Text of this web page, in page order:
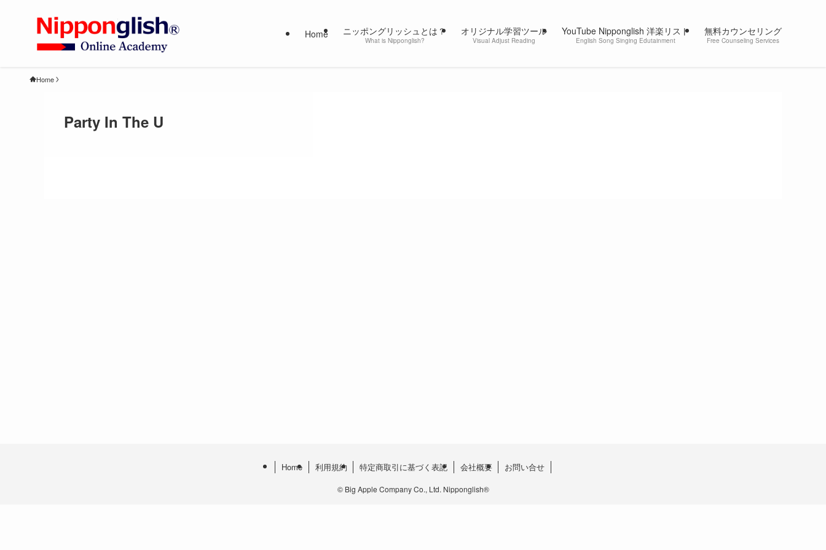
Home ニッポングリッシュとは？
What is Nipponglish?
オリジナル学習ツール
Visual Adjust Reading
YouTube Nipponglish 洋楽リスト
English Song Singing Edutainment
無料カウンセリング
Free Counseling Services
Home
Party In The U
Home 利用規約 特定商取引に基づく表記 会社概要 お問い合せ
©Big Apple Company Co., Ltd. Nipponglish®